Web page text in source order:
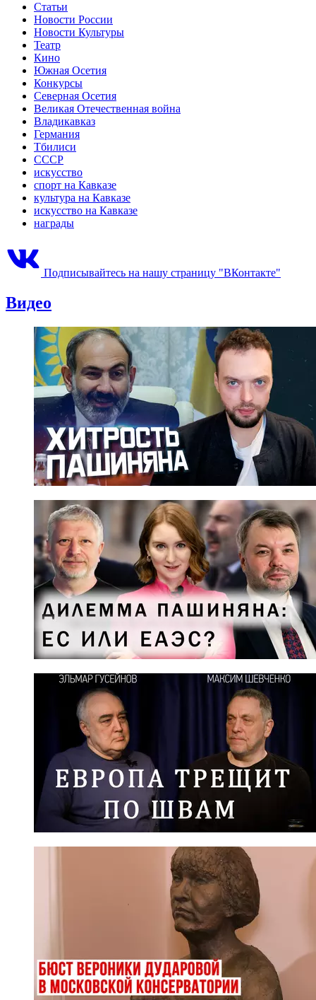
Статьи
Новости России
Новости Культуры
Театр
Кино
Южная Осетия
Конкурсы
Северная Осетия
Великая Отечественная война
Владикавказ
Германия
Тбилиси
СССР
искусство
спорт на Кавказе
культура на Кавказе
искусство на Кавказе
награды
Подписывайтесь на нашу страницу "ВКонтакте"
Видео